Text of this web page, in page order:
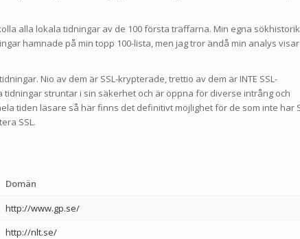
alla lokala tidningar av de 100 första träffarna. Min egna
hamnade på min topp 100-lista, men jag tror ändå min analys
Nio av dem är SSL-krypterade, trettio av dem är INTE SSL-
struntar i sin säkerhet och är öppna för diverse intrång och
tiden läsare så här finns det definitivt möjlighet för de som inte har
SSL.
Domän
http://www.gp.se/
http://nlt.se/